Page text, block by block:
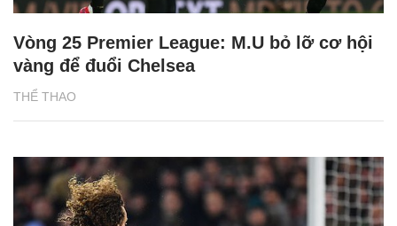
THỂ THAO
Vòng 25 Premier League: M.U bỏ lỡ cơ hội
vàng để đuổi Chelsea